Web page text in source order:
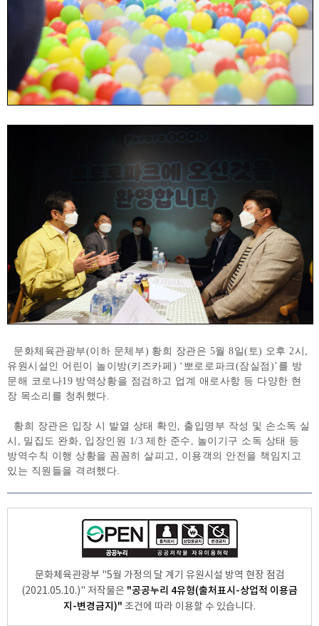
문화체육관광부(이하 문체부) 황희 장관은 5월 8일( 토) 오후 2시
유원시설인 어린이 놀이방(키즈카페 ) ‘뽀로로파크 (잠실점 )’를 방
문해 코로나19 방역상황을 점검하고 업계 애로사항 등 다양한 현
장 목소리를 청취했다
황희 장관은 입장 시 발열 상태 확인 출입명부 작성 및 손소독 실
시
밀집도 완화 입장인원 1/3제한 준수 놀이기구 소독 상태 등
방역수칙 이행 상황을 꼼꼼히 살피고 이용객의 안전을 책임지고
있는 직원들을 격려했다
문화체육관광부 "5월 가정의 달 계기 유원시설 방역 현장 점검
(2021.05.10.)" 저작물은 "공공누리 4유형(출처표시-상업적 이용금
지-변경금지)" 조건에 따라 이용할 수 있습니다.